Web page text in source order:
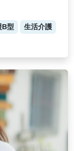
B型
生活介護